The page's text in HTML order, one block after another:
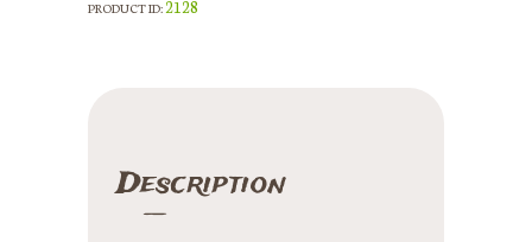
PRODUCT ID:2128
Description